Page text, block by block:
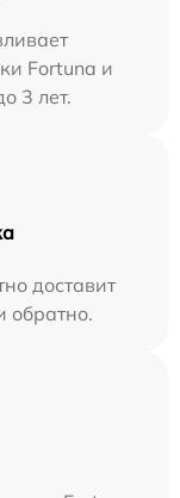
Fortuna и
3 лет.
доставит
обратно.